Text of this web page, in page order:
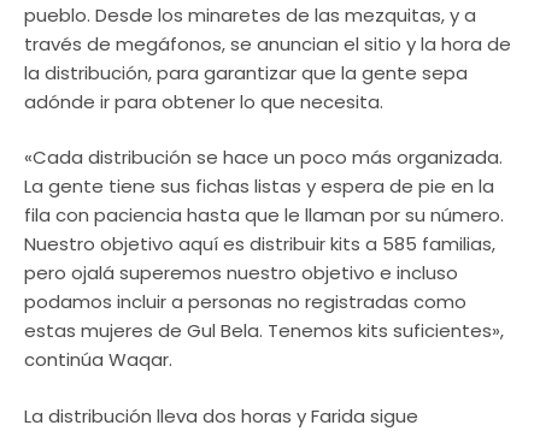
pueblo. Desde los minaretes de las mezquitas, y a
través de megáfonos, se anuncian el sitio y la hora de
la distribución, para garantizar que la gente sepa
adónde ir para obtener lo que necesita.
«Cada distribución se hace un poco más organizada.
La gente tiene sus fichas listas y espera de pie en la
fila con paciencia hasta que le llaman por su número.
Nuestro objetivo aquí es distribuir kits a 585 familias,
pero ojalá superemos nuestro objetivo e incluso
podamos incluir a personas no registradas como
estas mujeres de Gul Bela. Tenemos kits suficientes»,
continúa Waqar.
La distribución lleva dos horas y Farida sigue